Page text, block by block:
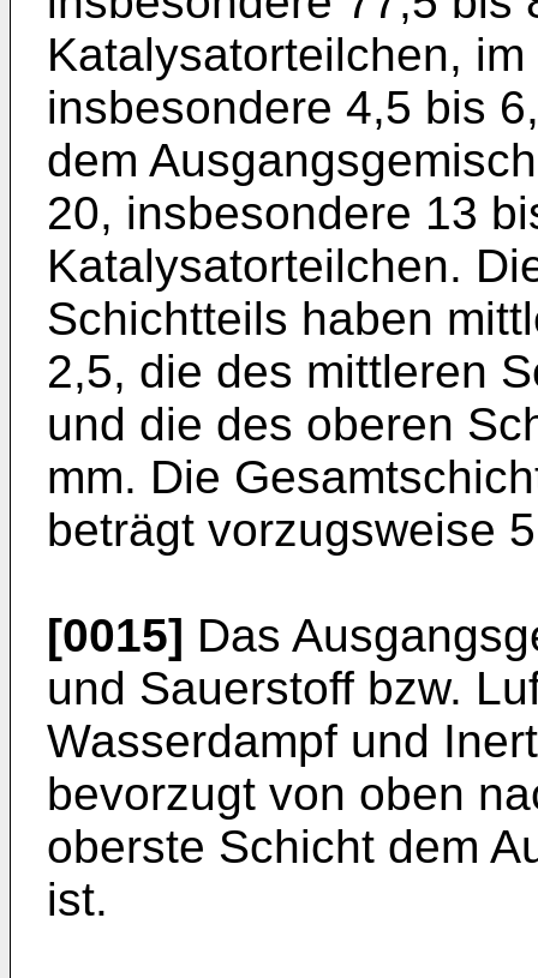
Katalysatorteilchen,
insbesondere 4,5 bis
dem
20, insbesondere 13
Katalysatorteilchen.
Schichtteils haben
2,5, die des mittleren
und die des oberen
mm. Die
beträgt vorzugsweise
[0015] Das
und Sauerstoff bzw.
Wasserdampf und
bevorzugt von oben
oberste Schicht dem
ist.